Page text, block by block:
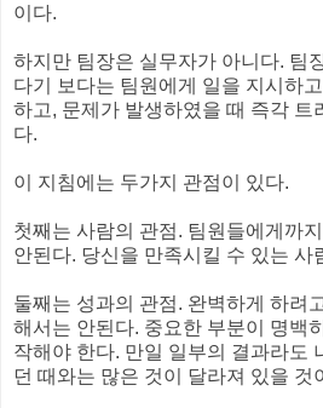
이다.
하지만 팀장은 실무자가 아니다. 팀
다기 보다는 팀원에게 일을 지시하
하고, 문제가 발생하였을 때 즉각 트
다.
이 지침에는 두가지 관점이 있다.
첫째는 사람의 관점. 팀원들에게까
안된다. 당신을 만족시킬 수 있는 사
둘째는 성과의 관점. 완벽하게 하려
해서는 안된다. 중요한 부분이 명백
작해야 한다. 만일 일부의 결과라도
던 때와는 많은 것이 달라져 있을 것